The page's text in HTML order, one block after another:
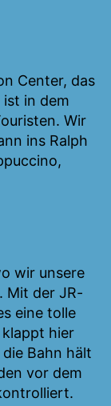
Center, das
in dem
Wir
ins Ralph
wir unsere
Mit der JR-
eine tolle
klappt hier
Bahn hält
vor dem